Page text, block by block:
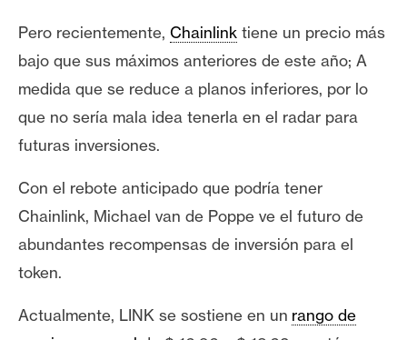
T
e
a
s
R
e
u
o
Pero recientemente, Chainlink tiene un precio más
bajo que sus máximos anteriores de este año; A
medida que se reduce a planos inferiores, por lo
que no sería mala idea tenerla en el radar para
futuras inversiones.
Con el rebote anticipado que podría tener
Chainlink, Michael van de Poppe ve el futuro de
abundantes recompensas de inversión para el
token.
Actualmente, LINK se sostiene en un rango de